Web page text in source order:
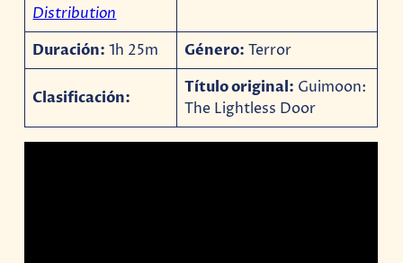
Distribution
Duración: 1h 25m Género: Terror
Clasificación:
Título original: Guimoon:
The Lightless Door